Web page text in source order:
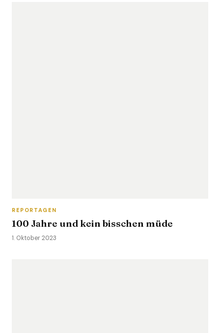
REPORTAGEN
100 Jahre und kein bisschen müde
1. Oktober 2023